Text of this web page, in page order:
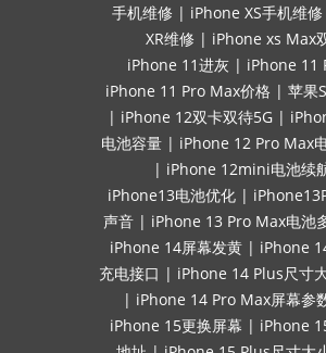
手机维修 | iPhone XS手机维修
XR维修 | iPhone xs Max
iPhone 11进灰 | iPhone 11
iPhone 11 Pro Max价格 | 苹果
| iPhone 12双卡双待5G |
电池容量 | iPhone 12 Pro Max
| iPhone 12mini电池续
iPhone13电池优化 |
声音 | iPhone 13 Pro Max电池
iPhone 14屏幕发黄 | iPhone
充电接口 | iPhone 14 Plus尺寸
| iPhone 14 Pro Max屏幕参
iPhone 15更换屏幕 | iPhone